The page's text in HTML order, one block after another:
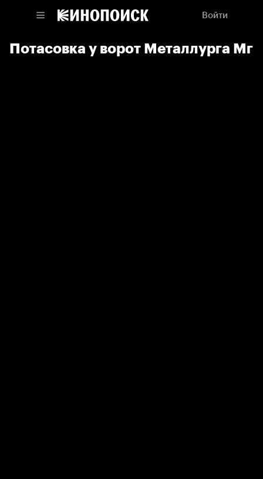
Войти
Потасовка у ворот Металлурга Мг